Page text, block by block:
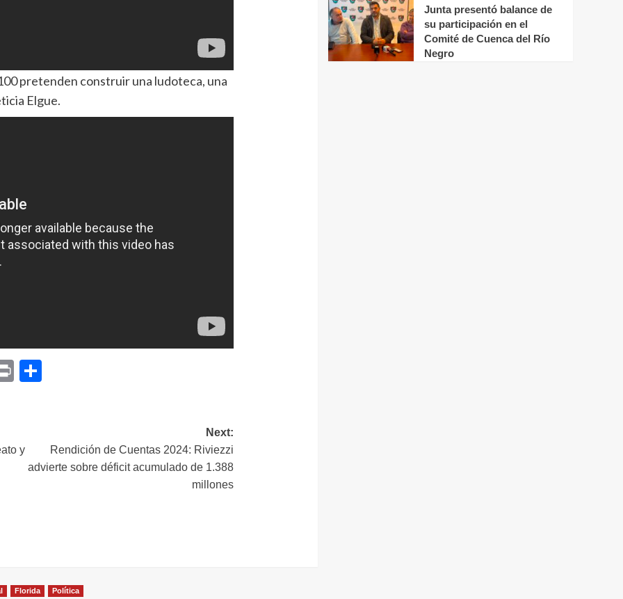
pretenden construir una ludoteca, una
Elgue.
Print
y
Next:
Rendición de Cuentas 2024: Riviezzi
advierte sobre déficit acumulado de 1.388
millones
Florida
Política
Junta presentó balance de
su participación en el
Comité de Cuenca del Río
Negro